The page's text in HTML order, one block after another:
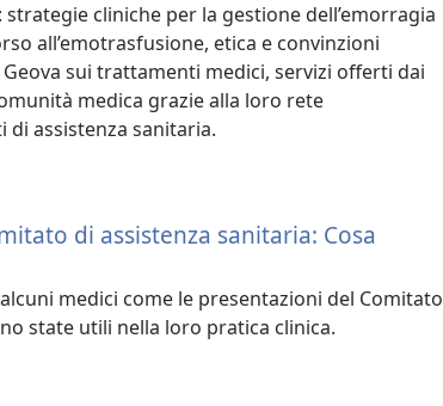
cliniche per la gestione dell’emorragia
all’emotrasfusione, etica e convinzioni
sui trattamenti medici, servizi offerti dai
medica grazie alla loro rete
di assistenza sanitaria.
di assistenza sanitaria: Cosa
medici come le presentazioni del Comitato
state utili nella loro pratica clinica.